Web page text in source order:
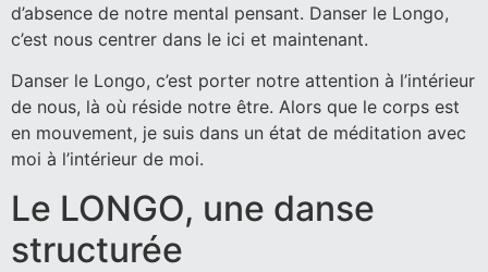
d’absence de notre mental pensant. Danser le Longo,
c’est nous centrer dans le ici et maintenant.
Danser le Longo, c’est porter notre attention à l’intérieur
de nous, là où réside notre être. Alors que le corps est
en mouvement, je suis dans un état de méditation avec
moi à l’intérieur de moi.
Le LONGO, une danse
structurée